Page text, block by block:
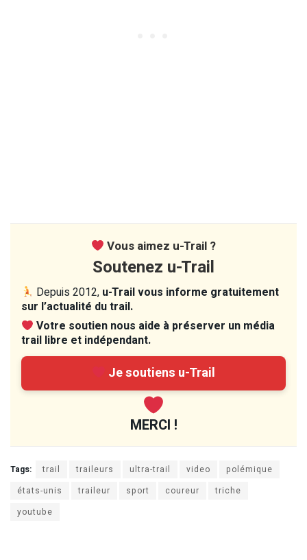
Vous aimez u-Trail ?
Soutenez u-Trail
Depuis 2012, u-Trail vous informe gratuitement
sur l’actualité du trail.
Votre soutien nous aide à préserver un média
trail libre et indépendant.
Je soutiens u-Trail
MERCI !
Tags: trail traileurs ultra-trail video
polémique
états-unis
traileur sport coureur
triche
youtube